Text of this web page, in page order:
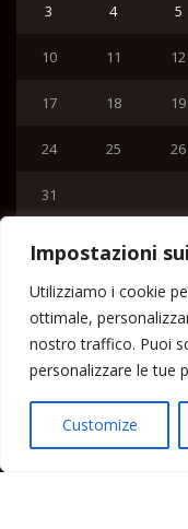
Impostazioni
Utilizziamo i cookie
ottimale,
nostro traffico. Puoi
personalizzare le tue
Customize
3 4 5
10 11 12
17 18 19
24 25 26
31
Home
Lipari News
Cronaca Lipari
Politica Lipari
Cultura Lipari